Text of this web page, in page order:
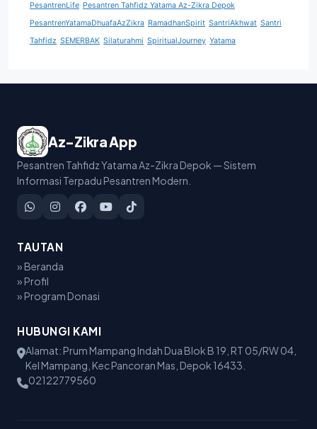
PesantrenLife Pesantren Tahfidz Yatama Az-Zikra Depok
PesantrenYatamaDhuafaAzZikra RamadhanSpirit SantriAkhwat Santri
Tahfidz SEMERBAK Silaturahmi SpiritualJourney Yatama
Az-Zikra App
Pesantren Tahfidz Yatama Az-Zikra Depok — Sistem
Informasi Terpadu Pesantren Modern.
TAUTAN
» Beranda
» Profil
» Program Donasi
HUBUNGI KAMI
Alamat: Prum Mampang Indah Dua Blok B 19, RT 05/RW 04,
Kel Mampang, Kec Pancoran Mas, Depok 16433.
02122779560